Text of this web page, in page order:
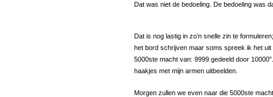
Dat was niet de bedoeling. De bedoeling was
Dat is nog lastig in zo’n snelle zin te
het bord schrijven maar soms spreek ik het
5000ste macht van: 9999 gedeeld door
haakjes met mijn armen uitbeelden.
Morgen zullen we even naar die 5000ste